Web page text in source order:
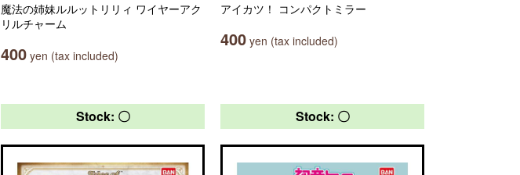
魔法の姉妹ルルットリリィ ワイヤーアク
リルチャーム
400 yen (tax included)
アイカツ！ コンパクトミラー
400 yen (tax included)
Stock: 〇 Stock: 〇